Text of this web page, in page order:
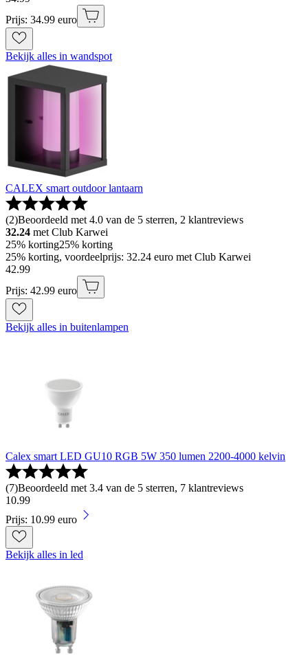
Prijs: 34.99 euro
Bekijk alles in wandspot
CALEX smart outdoor lantaarn
(2)Beoordeeld met 4.0 van de 5 sterren, 2 klantreviews
32.24 met Club Karwei
25% korting25% korting
25% korting, voordeelprijs: 32.24 euro met Club Karwei
42.99
Prijs: 42.99 euro
Bekijk alles in buitenlampen
Calex smart LED GU10 RGB 5W 350 lumen 2200-4000 kelvin
(7)Beoordeeld met 3.4 van de 5 sterren, 7 klantreviews
10.99
Prijs: 10.99 euro
Bekijk alles in led